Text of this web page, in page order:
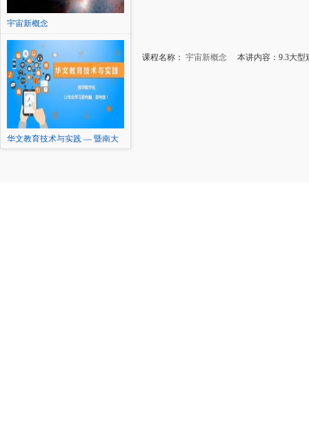
宇宙新概念
华文教育技术与实践 — 暨南大
课程名称： 宇宙新概念 本讲内容：9.3大型